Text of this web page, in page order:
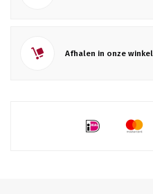
Afhalen in onze winkel